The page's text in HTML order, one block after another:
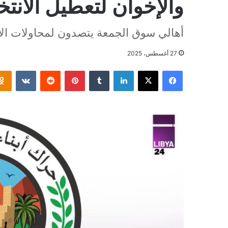
والإخوان لتعطيل
أهالي سوق الجمعة يتصدون لمحاولات
27 أغسطس، 2025
فيسبوك ‫X لينكدإن بينتيريست